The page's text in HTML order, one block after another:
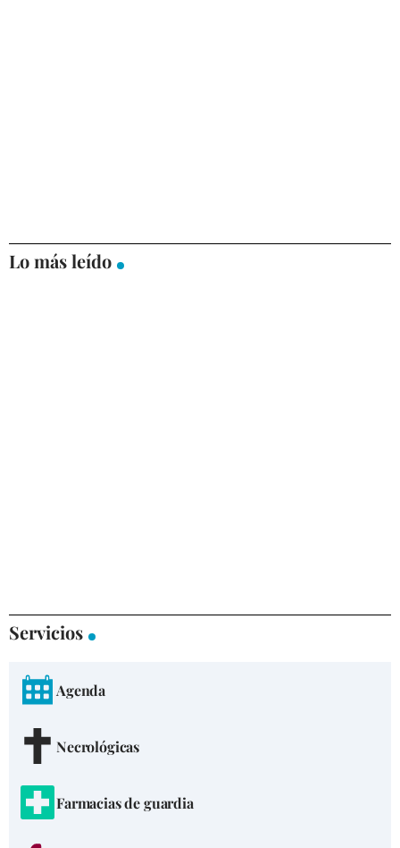
Lo más leído
Servicios
Agenda
Necrológicas
Farmacias de guardia